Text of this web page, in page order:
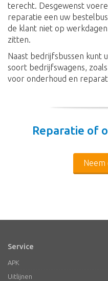
terecht. Desgewenst
reparatie een uw
de klant niet op
zitten.
Naast bedrijfsbussen kunt
soort bedrijfswagens,
voor onderhoud en
Reparatie of
Neem
Service
APK
Uitlijnen